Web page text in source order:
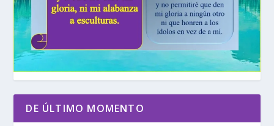
DE ÚLTIMO MOMENTO